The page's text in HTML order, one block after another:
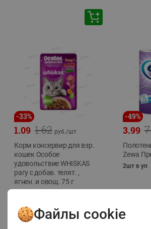
-33%
1.62
1.09 руб./шт
Корм консервир для взр.
кошек Особое
удовольствие WHISKAS
рагу с добав. телят. ,
ягнен. и овощ. 75 г
-49%
3.99
Zewa
2шт в уп
Файлы cookie